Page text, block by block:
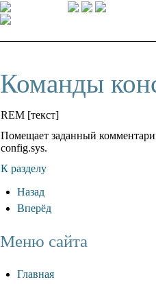
Команды
REM [текст]
Помещает заданный
config.sys.
К разделу
Назад
Вперёд
Меню сайта
Главная